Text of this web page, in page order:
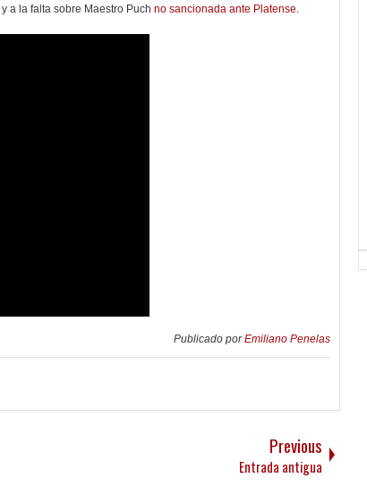
y a la falta sobre Maestro Puch no sancionada ante Platense.
Publicado porEmiliano Penelas
Previous
Entrada antigua